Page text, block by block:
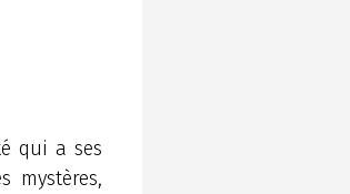
qui a ses
mystères,